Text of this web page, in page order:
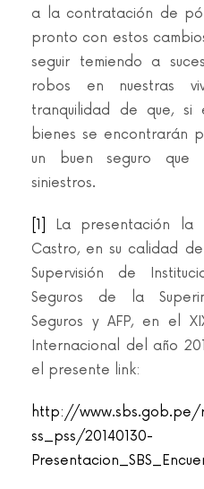
a la contratación de
pronto con estos
seguir temiendo a
robos en nuestras
tranquilidad de que, si
bienes se encontrarán
un buen seguro que
siniestros.
[1]
La presentación la
Castro, en su calidad
Supervisión de
Seguros de la
Seguros y AFP, en el
Internacional del año
el presente link:
http://
ss_pss/20140130-